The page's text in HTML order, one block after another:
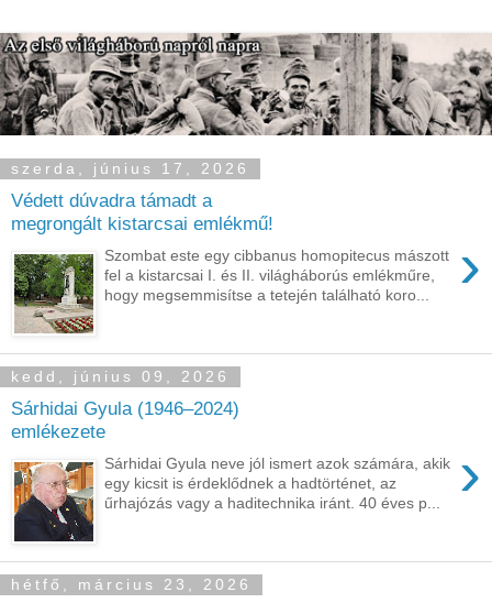
szerda, június 17, 2026
Védett dúvadra támadt a
megrongált kistarcsai emlékmű!
›
Szombat este egy cibbanus homopitecus mászott
fel a kistarcsai I. és II. világháborús emlékműre,
hogy megsemmisítse a tetején található koro...
kedd, június 09, 2026
Sárhidai Gyula (1946–2024)
emlékezete
›
Sárhidai Gyula neve jól ismert azok számára, akik
egy kicsit is érdeklődnek a hadtörténet, az
űrhajózás vagy a haditechnika iránt. 40 éves p...
hétfő, március 23, 2026